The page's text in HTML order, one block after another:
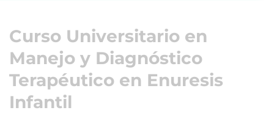
Curso Universitario en
Manejo y Diagnóstico
Terapéutico en Enuresis
Infantil